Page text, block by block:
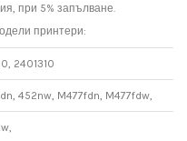
при 5% запълване.
принтери:
2401310
452nw, M477fdn, M477fdw,